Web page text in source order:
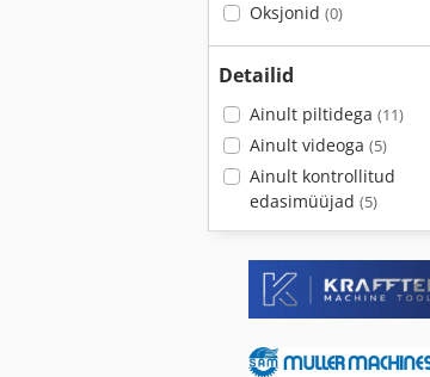
Oksjonid (0)
Detailid
Ainult piltidega (11)
Ainult videoga (5)
Ainult kontrollitud
edasimüüjad (5)